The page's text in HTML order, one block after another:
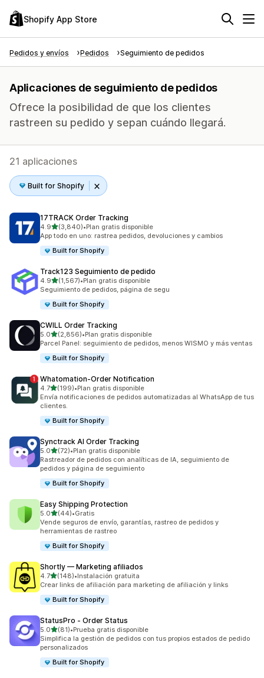
Shopify App Store
Pedidos y envíos Pedidos Seguimiento de pedidos
Aplicaciones de seguimiento de pedidos
Ofrece la posibilidad de que los clientes
rastreen su pedido y sepan cuándo llegará.
21 aplicaciones
Built for Shopify
17TRACK Order Tracking
4.9de 5 estrellas
(3,840)
3840 reseñas en total
•Plan gratis disponible
App todo en uno: rastrea pedidos, devoluciones y cambios
Built for Shopify
Track123 Seguimiento de pedido
4.9de 5 estrellas
(1,567)
1567 reseñas en total
•Plan gratis disponible
Seguimiento de pedidos, página de segu
Built for Shopify
CWILL Order Tracking
5.0de 5 estrellas
(2,856)
2856 reseñas en total
•Plan gratis disponible
Parcel Panel: seguimiento de pedidos, menos WISMO y más ventas
Built for Shopify
Whatomation‑Order Notification
4.7de 5 estrellas
(199)
199 reseñas en total
•Plan gratis disponible
Envía notificaciones de pedidos automatizadas al WhatsApp de tus
clientes.
Built for Shopify
Synctrack AI Order Tracking
5.0de 5 estrellas
(72)
72 reseñas en total
•Plan gratis disponible
Rastreador de pedidos con analíticas de IA, seguimiento de
pedidos y página de seguimiento
Built for Shopify
Easy Shipping Protection
5.0de 5 estrellas
(44)
44 reseñas en total
•Gratis
Vende seguros de envío, garantías, rastreo de pedidos y
herramientas de rastreo
Built for Shopify
Shortly — Marketing afiliados
4.7de 5 estrellas
(148)
148 reseñas en total
•Instalación gratuita
Crear links de afiliación para marketing de afiliación y links
Built for Shopify
StatusPro ‑ Order Status
5.0de 5 estrellas
(81)
81 reseñas en total
•Prueba gratis disponible
Simplifica la gestión de pedidos con tus propios estados de pedido
personalizados
Built for Shopify